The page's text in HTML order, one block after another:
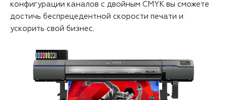
конфигурации каналов с двойным CMYK вы сможете
достичь беспрецедентной скорости печати и
ускорить свой бизнес.